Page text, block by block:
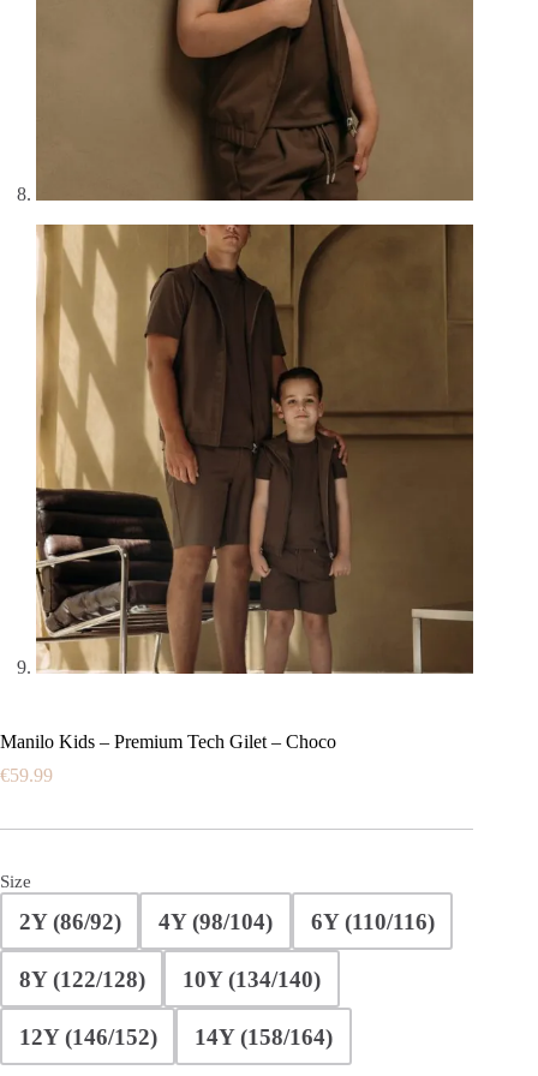
Manilo Kids – Premium Tech Gilet – Choco
€59.99
Size
2Y (86/92) 4Y (98/104) 6Y (110/116)
8Y (122/128) 10Y (134/140)
12Y (146/152) 14Y (158/164)